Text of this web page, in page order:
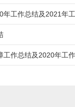
工作总结及2021年
作总结及2020年工